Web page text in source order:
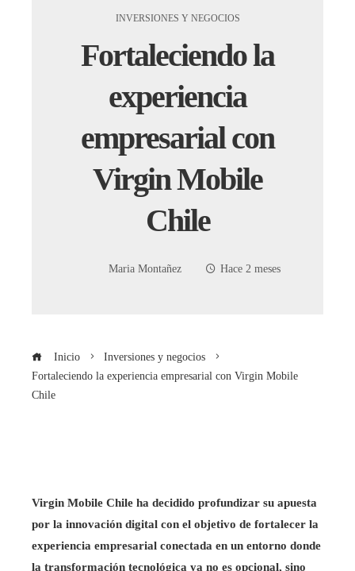
INVERSIONES Y NEGOCIOS
Fortaleciendo la
experiencia
empresarial con
Virgin Mobile
Chile
Maria Montañez Hace 2 meses
Inicio
Inversiones y negocios
Fortaleciendo la experiencia empresarial con Virgin Mobile
Chile
Virgin Mobile Chile ha decidido profundizar su apuesta
por la innovación digital con el objetivo de fortalecer la
experiencia empresarial conectada en un entorno donde
la transformación tecnológica ya no es opcional, sino